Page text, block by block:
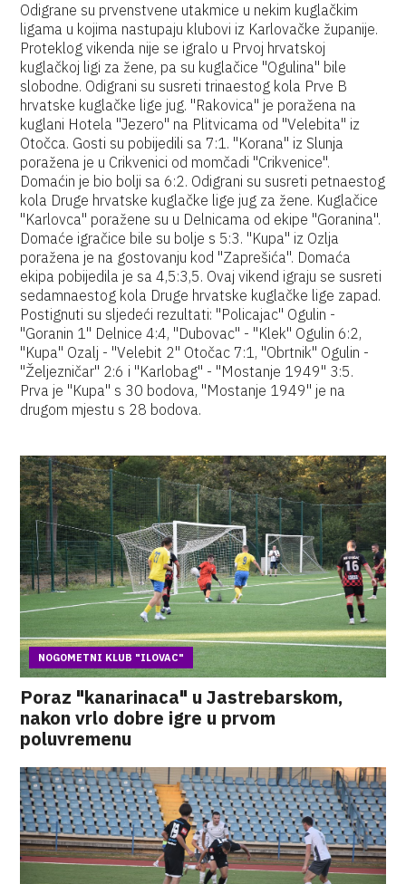
Odigrane su prvenstvene utakmice u nekim kuglačkim
ligama u kojima nastupaju klubovi iz Karlovačke županije.
Proteklog vikenda nije se igralo u Prvoj hrvatskoj
kuglačkoj ligi za žene, pa su kuglačice "Ogulina" bile
slobodne. Odigrani su susreti trinaestog kola Prve B
hrvatske kuglačke lige jug. "Rakovica" je poražena na
kuglani Hotela "Jezero" na Plitvicama od "Velebita" iz
Otočca. Gosti su pobijedili sa 7:1. "Korana" iz Slunja
poražena je u Crikvenici od momčadi "Crikvenice".
Domaćin je bio bolji sa 6:2. Odigrani su susreti petnaestog
kola Druge hrvatske kuglačke lige jug za žene. Kuglačice
"Karlovca" poražene su u Delnicama od ekipe "Goranina".
Domaće igračice bile su bolje s 5:3. "Kupa" iz Ozlja
poražena je na gostovanju kod "Zaprešića". Domaća
ekipa pobijedila je sa 4,5:3,5. Ovaj vikend igraju se susreti
sedamnaestog kola Druge hrvatske kuglačke lige zapad.
Postignuti su sljedeći rezultati: "Policajac" Ogulin -
"Goranin 1" Delnice 4:4, "Dubovac" - "Klek" Ogulin 6:2,
"Kupa" Ozalj - "Velebit 2" Otočac 7:1, "Obrtnik" Ogulin -
"Željezničar" 2:6 i "Karlobag" - "Mostanje 1949" 3:5.
Prva je "Kupa" s 30 bodova, "Mostanje 1949" je na
drugom mjestu s 28 bodova.
NOGOMETNI KLUB "ILOVAC"
Poraz "kanarinaca" u Jastrebarskom,
nakon vrlo dobre igre u prvom
poluvremenu